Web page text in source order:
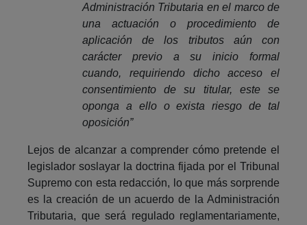
Administración Tributaria en el marco de
una actuación o procedimiento de
aplicación de los tributos aún con
carácter previo a su inicio formal
cuando, requiriendo dicho acceso el
consentimiento de su titular, este se
oponga a ello o exista riesgo de tal
oposición”
Lejos de alcanzar a comprender cómo pretende el
legislador soslayar la doctrina fijada por el Tribunal
Supremo con esta redacción, lo que más sorprende
es la creación de un acuerdo de la Administración
Tributaria, que será regulado reglamentariamente,